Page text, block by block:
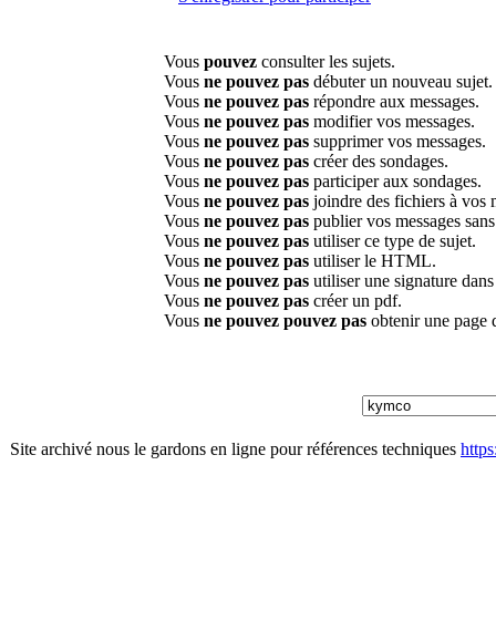
Vous pouvez consulter les sujets.
Vous ne pouvez pas débuter un nouveau sujet.
Vous ne pouvez pas répondre aux messages.
Vous ne pouvez pas modifier vos messages.
Vous ne pouvez pas supprimer vos messages.
Vous ne pouvez pas créer des sondages.
Vous ne pouvez pas participer aux sondages.
Vous ne pouvez pas joindre des fichiers à vos
Vous ne pouvez pas publier vos messages
Vous ne pouvez pas utiliser ce type de sujet.
Vous ne pouvez pas utiliser le HTML.
Vous ne pouvez pas utiliser une signature
Vous ne pouvez pas créer un pdf.
Vous ne pouvez pouvez pas obtenir une page
Site archivé nous le gardons en ligne pour références techniques